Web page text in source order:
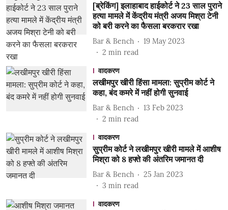
[ब्रेकिंग] इलाहाबाद हाईकोर्ट ने 23 साल पुराने
हत्या मामले में केंद्रीय मंत्री अजय मिश्रा टेनी
को बरी करने का फैसला बरकरार रखा
Bar & Bench
19 May 2023
2 min read
वादकरण
लखीमपुर खीरी हिंसा मामला: सुप्रीम कोर्ट ने
कहा, बंद कमरे में नहीं होगी सुनवाई
Bar & Bench
13 Feb 2023
2 min read
वादकरण
सुप्रीम कोर्ट ने लखीमपुर खीरी मामले में आशीष
मिश्रा को 8 हफ्ते की अंतरिम जमानत दी
Bar & Bench
25 Jan 2023
3 min read
वादकरण